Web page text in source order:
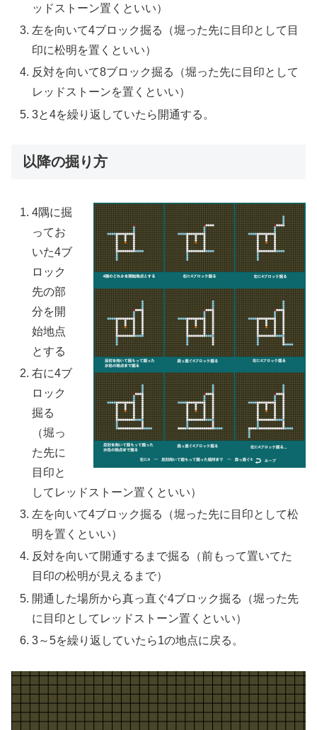
ッドストーン置くといい）
左を向いて4ブロック掘る（堀った先に目印として目
印に松明を置くといい）
反対を向いて8ブロック掘る（堀った先に目印として
レッドストーンを置くといい）
3と4を繰り返していたら開通する。
以降の掘り方
4隅に掘
ってお
いた4ブ
ロック
先の部
分を開
始地点
とする
右に4ブ
ロック
掘る
（堀っ
た先に
目印と
してレッドストーン置くといい）
左を向いて4ブロック掘る（堀った先に目印として松
明を置くといい）
反対を向いて開通するまで掘る（前もって置いてた
目印の松明が見えるまで）
開通した場所から真っ直ぐ4ブロック掘る（堀った先
に目印としてレッドストーン置くといい）
3～5を繰り返していたら1の地点に戻る。